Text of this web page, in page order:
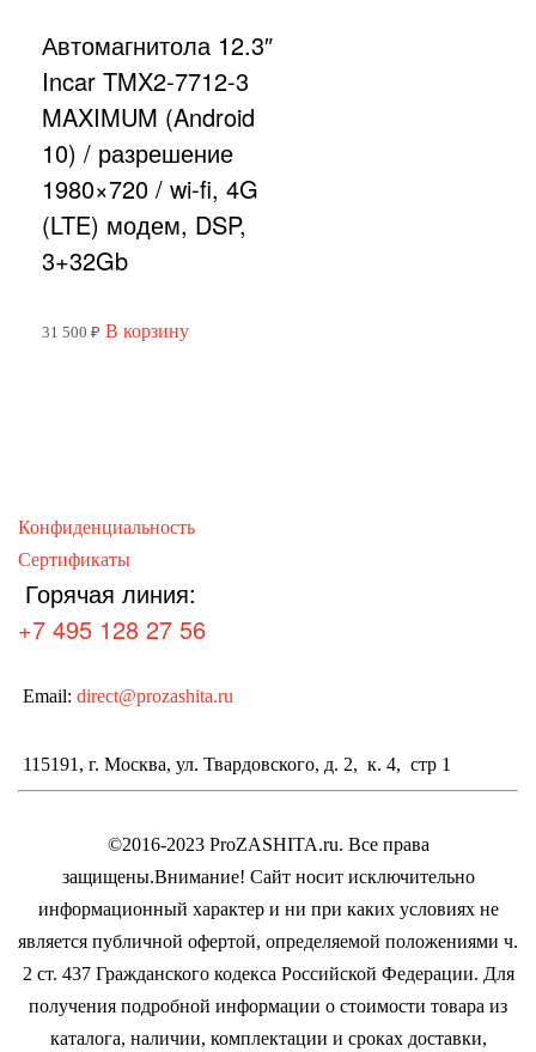
Автомагнитола 12.3″
Incar TMX2-7712-3
MAXIMUM (Android
10) / разрешение
1980×720 / wi-fi, 4G
(LTE) модем, DSP,
3+32Gb
31 500 ₽ В корзину
Конфиденциальность
Сертификаты
Горячая линия:
+7 495 128 27 56
Email: direct@prozashita.ru
115191, г. Москва, ул. Твардовского, д. 2, к. 4, стр 1
©2016-2023 ProZASHITA.ru. Все права
защищены.Внимание! Cайт носит исключительно
информационный характер и ни при каких условиях не
является публичной офертой, определяемой положениями ч.
2 ст. 437 Гражданского кодекса Российской Федерации. Для
получения подробной информации о стоимости товара из
каталога, наличии, комплектации и сроках доставки,